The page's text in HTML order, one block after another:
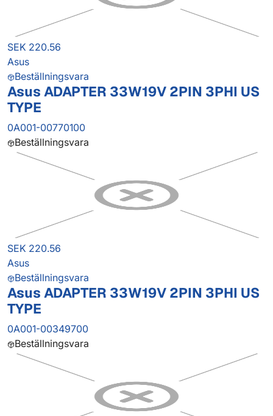
SEK 220.56
Asus
Beställningsvara
Asus ADAPTER 33W19V 2PIN 3PHI US
TYPE
0A001-00770100
Beställningsvara
SEK 220.56
Asus
Beställningsvara
Asus ADAPTER 33W19V 2PIN 3PHI US
TYPE
0A001-00349700
Beställningsvara